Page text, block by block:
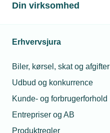
Din virksomhed
Erhvervsjura
Biler, kørsel, skat og afgifter
Udbud og konkurrence
Kunde- og forbrugerforhold
Entrepriser og AB
Produktregler